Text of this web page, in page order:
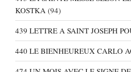
KOSTKA (94)
439 LETTRE A SAINT JOSEPH
440 LE BIENHEUREUX CARLO